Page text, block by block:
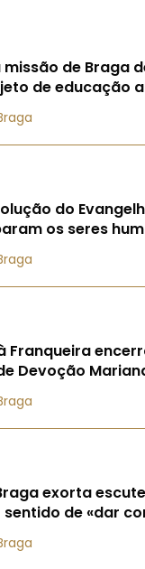
de Braga
de educação
do
os seres
Franqueira
Devoção
exorta
de «dar